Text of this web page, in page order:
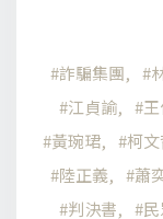
詐騙集團
江貞諭
王
黃琬珺
柯文
陸正義
蕭
判決書